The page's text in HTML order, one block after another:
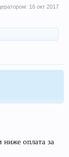
16 окт 2017
оплата за